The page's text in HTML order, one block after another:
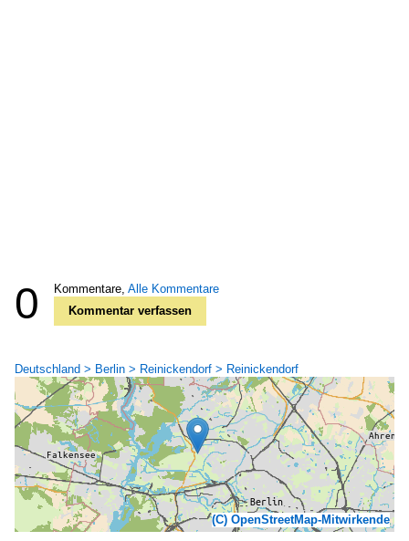
0 Kommentare, Alle Kommentare
Kommentar verfassen
Deutschland > Berlin > Reinickendorf > Reinickendorf
(C) OpenStreetMap-Mitwirkende